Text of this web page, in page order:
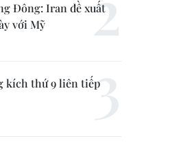
Đông: Iran đề xuất
với Mỹ
kích thứ 9 liên tiếp